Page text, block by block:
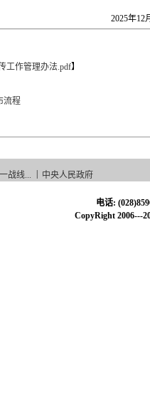
2025年12
工作管理办法.pdf】
流程
战线... 中央人民政府
电话:
CopyRight 2006---